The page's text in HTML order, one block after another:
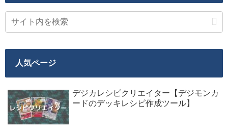
人気ページ
デジカレシピクリエイター【デジモンカ
ードのデッキレシピ作成ツール】